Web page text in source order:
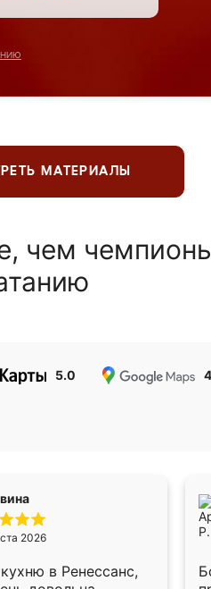
МАТЕРИАЛЫ
чем
5.0
2026
в Ренессанс,